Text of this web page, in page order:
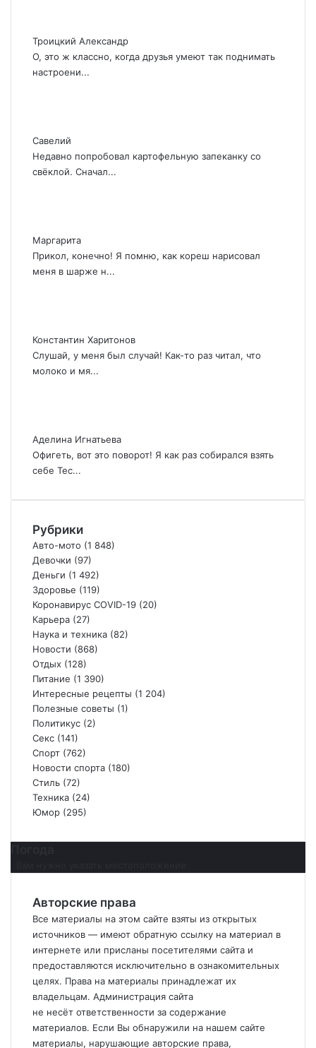
Троицкий Александр
О, это ж классно, когда друзья умеют так поднимать
настроени...
Савелий
Недавно попробовал картофельную запеканку со
свёклой. Сначал...
Маргарита
Прикол, конечно! Я помню, как кореш нарисовал
меня в шарже н...
Константин Харитонов
Слушай, у меня был случай! Как-то раз читал, что
молоко и мя...
Аделина Игнатьева
Офигеть, вот это поворот! Я как раз собирался взять
себе Тес...
Рубрики
Авто-мото (1 848)
Девочки (97)
Деньги (1 492)
Здоровье (119)
Коронавирус COVID-19 (20)
Карьера (27)
Наука и техника (82)
Новости (868)
Отдых (128)
Питание (1 390)
Интересные рецепты (1 204)
Полезные советы (1)
Политикус (2)
Секс (141)
Спорт (762)
Новости спорта (180)
Стиль (72)
Техника (24)
Юмор (295)
Авторские права
Все материалы на этом сайте взяты из открытых
источников — имеют обратную ссылку на материал в
интернете или присланы посетителями сайта и
предоставляются исключительно в ознакомительных
целях. Права на материалы принадлежат их
владельцам. Администрация сайта
не несёт ответственности за содержание
материалов. Если Вы обнаружили на нашем сайте
материалы, нарушающие авторские права,